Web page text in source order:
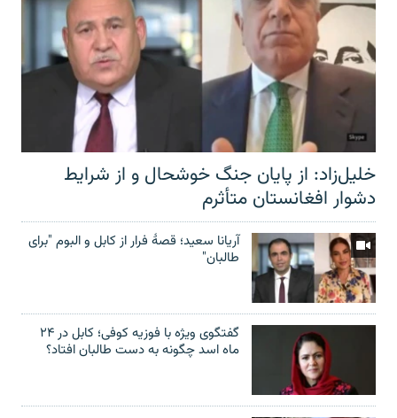
خلیل‌زاد: از پایان جنگ خوشحال و از شرایط
دشوار افغانستان متأثرم
آریانا سعید؛ قصۀ فرار از کابل و البوم "برای
طالبان"
گفتگوی ویژه با فوزیه کوفی؛ کابل در ۲۴
ماه اسد چگونه به دست طالبان افتاد؟